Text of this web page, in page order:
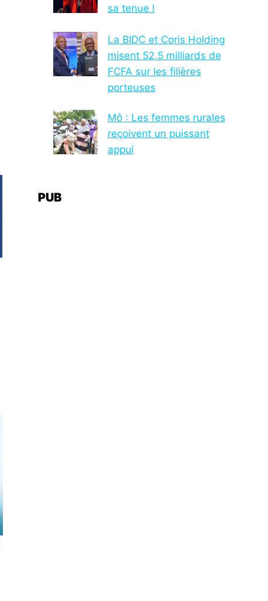
sa tenue !
La BIDC et Coris Holding
misent 52,5 milliards de
FCFA sur les filières
porteuses
Mô : Les femmes rurales
reçoivent un puissant
appui
PUB